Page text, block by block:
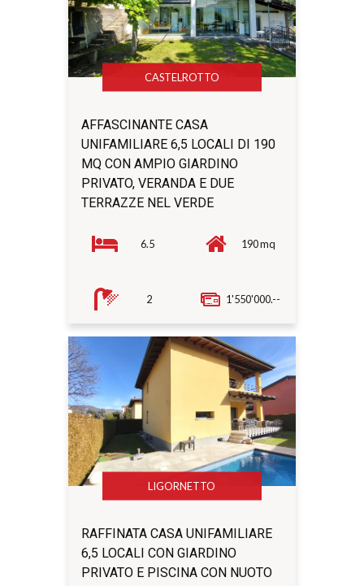
CASTELROTTO
AFFASCINANTE CASA
UNIFAMILIARE 6,5 LOCALI DI 190
MQ CON AMPIO GIARDINO
PRIVATO, VERANDA E DUE
TERRAZZE NEL VERDE
1'550'000.--
6.5 190 mq
2
LIGORNETTO
RAFFINATA CASA UNIFAMILIARE
6,5 LOCALI CON GIARDINO
PRIVATO E PISCINA CON NUOTO